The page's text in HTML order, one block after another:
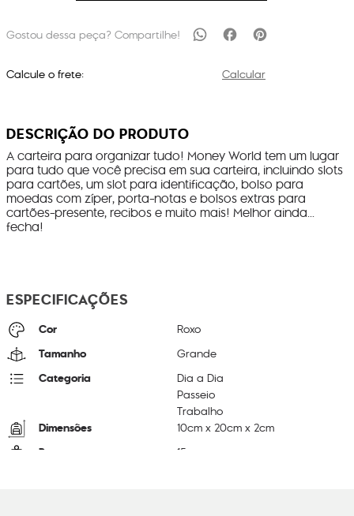
Calcule o frete: Calcular
DESCRIÇÃO DO PRODUTO
A carteira para organizar tudo! Money World tem um lugar
para tudo que você precisa em sua carteira, incluindo slots
para cartões, um slot para identificação, bolso para
moedas com zíper, porta-notas e bolsos extras para
cartões-presente, recibos e muito mais! Melhor ainda...
fecha!
ESPECIFICAÇÕES
Cor Roxo
Tamanho Grande
Categoria
Dia a Dia
Passeio
Trabalho
Dimensões 10cm x20cm x2cm
Peso 15